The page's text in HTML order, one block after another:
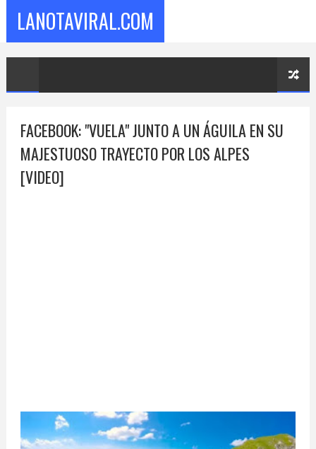
LANOTAVIRAL.COM
FACEBOOK: "VUELA" JUNTO A UN ÁGUILA EN SU
MAJESTUOSO TRAYECTO POR LOS ALPES
[VIDEO]